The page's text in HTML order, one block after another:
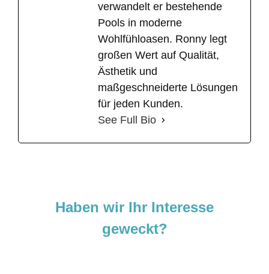
verwandelt er bestehende
Pools in moderne
Wohlfühloasen. Ronny legt
großen Wert auf Qualität,
Ästhetik und
maßgeschneiderte Lösungen
für jeden Kunden.
See Full Bio
Haben wir Ihr Interesse
geweckt?